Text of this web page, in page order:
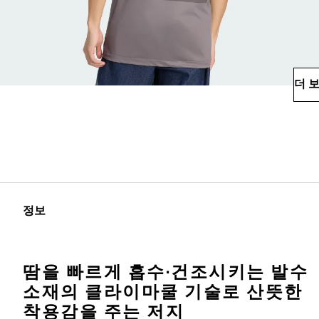
더
정보
땀을 빠르게 흡수·건조시키는 발수
소재의 클라이마쿨 기술로 산뜻한
착용감을 주는 저지